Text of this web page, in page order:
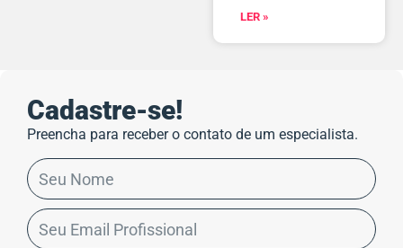
LER »
Cadastre-se!
Preencha para receber o contato de um especialista.